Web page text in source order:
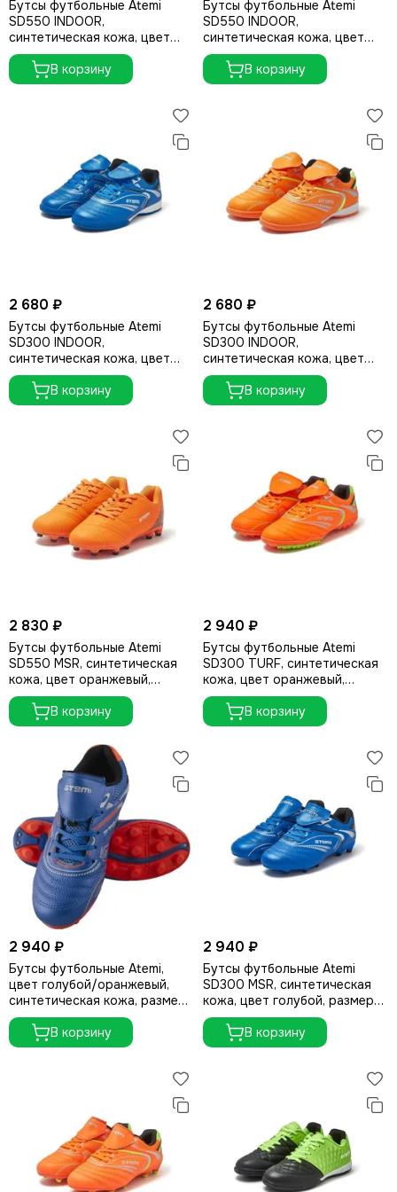
Бутсы футбольные Atemi
SD550 INDOOR,
синтетическая кожа, цвет
салатовый, размер 44
В корзину
Бутсы футбольные Atemi
SD550 INDOOR,
синтетическая кожа, цвет
оранжевый, размер 44
В корзину
2 680 ₽
Бутсы футбольные Atemi
SD300 INDOOR,
синтетическая кожа, цвет
голубой, размер 44
В корзину
2 680 ₽
Бутсы футбольные Atemi
SD300 INDOOR,
синтетическая кожа, цвет
оранжевый, размер 40
В корзину
2 830 ₽
Бутсы футбольные Atemi
SD550 MSR, синтетическая
кожа, цвет оранжевый,
размер 42
В корзину
2 940 ₽
Бутсы футбольные Atemi
SD300 TURF, синтетическая
кожа, цвет оранжевый,
размер 41
В корзину
2 940 ₽
Бутсы футбольные Atemi,
цвет голубой/оранжевый,
синтетическая кожа, размер
44
В корзину
2 940 ₽
Бутсы футбольные Atemi
SD300 MSR, синтетическая
кожа, цвет голубой, размер
43
В корзину